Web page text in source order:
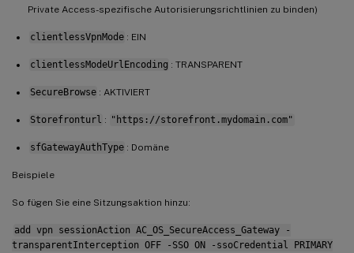
Private Access-spezifische Autorisierungsrichtlinien zu binden)
clientlessVpnMode : EIN
clientlessModeUrlEncoding : TRANSPARENT
SecureBrowse : AKTIVIERT
Storefronturl : "https://storefront.mydomain.com"
sfGatewayAuthType : Domäne
Beispiele
So fügen Sie eine Sitzungsaktion hinzu:
add vpn sessionAction AC_OS_SecureAccess_Gateway -
transparentInterception OFF -SSO ON -ssoCredential PRIMARY